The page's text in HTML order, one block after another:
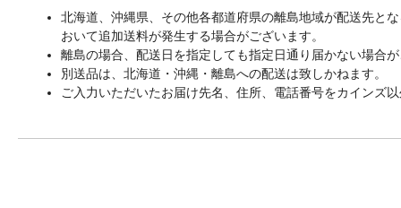
北海道、沖縄県、その他各都道府県の離島地域が配送先と
おいて追加送料が発生する場合がございます。
離島の場合、配送日を指定しても指定日通り届かない場合
別送品は、北海道・沖縄・離島への配送は致しかねます。
ご入力いただいたお届け先名、住所、電話番号をカインズ